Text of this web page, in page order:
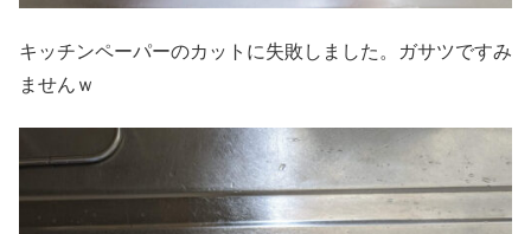
キッチンペーパーのカットに失敗しました。ガサツですみ
ませんｗ